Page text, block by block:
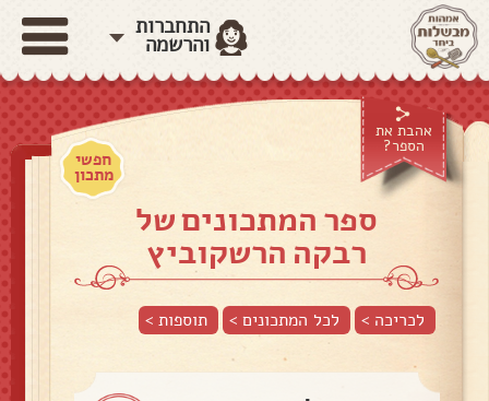
התחברות
והרשמה
אהבת את
הספר?
חפשי
מתכון
ספר המתכונים של
רבקה הרשקוביץ
לכריכה > לכל המתכונים > תוספות>